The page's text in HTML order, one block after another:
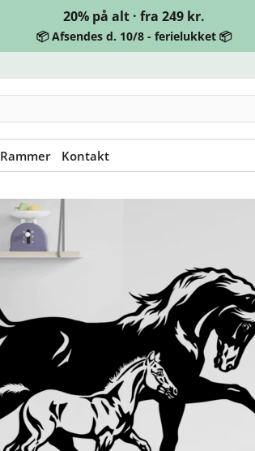
20% på alt · fra 249 kr.
📦 Afsendes d. 10/8 - ferielukket 📦
Rammer Kontakt